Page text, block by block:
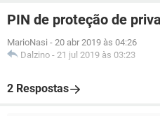
PIN de proteção de
MarioNasi - 20 abr 2019 às 04:26
Dalzino - 21 jul 2019 às 03:23
2 Respostas